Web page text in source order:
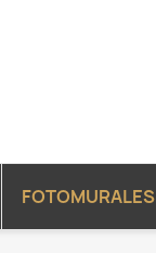
FOTOMURALES